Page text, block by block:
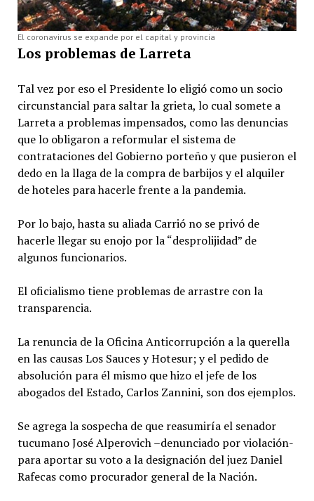
El coronavirus se expande por el capital y provincia
Los problemas de Larreta
Tal vez por eso el Presidente lo eligió como un socio
circunstancial para saltar la grieta, lo cual somete a
Larreta a problemas impensados, como las denuncias
que lo obligaron a reformular el sistema de
contrataciones del Gobierno porteño y que pusieron el
dedo en la llaga de la compra de barbijos y el alquiler
de hoteles para hacerle frente a la pandemia.
Por lo bajo, hasta su aliada Carrió no se privó de
hacerle llegar su enojo por la “desprolijidad” de
algunos funcionarios.
El oficialismo tiene problemas de arrastre con la
transparencia.
La renuncia de la Oficina Anticorrupción a la querella
en las causas Los Sauces y Hotesur; y el pedido de
absolución para él mismo que hizo el jefe de los
abogados del Estado, Carlos Zannini, son dos ejemplos.
Se agrega la sospecha de que reasumiría el senador
tucumano José Alperovich –denunciado por violación-
para aportar su voto a la designación del juez Daniel
Rafecas como procurador general de la Nación.